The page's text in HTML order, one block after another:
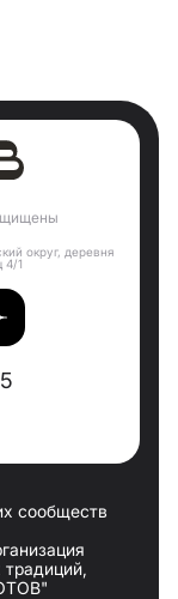
округ, деревня
4/1
сообществ
традиций,